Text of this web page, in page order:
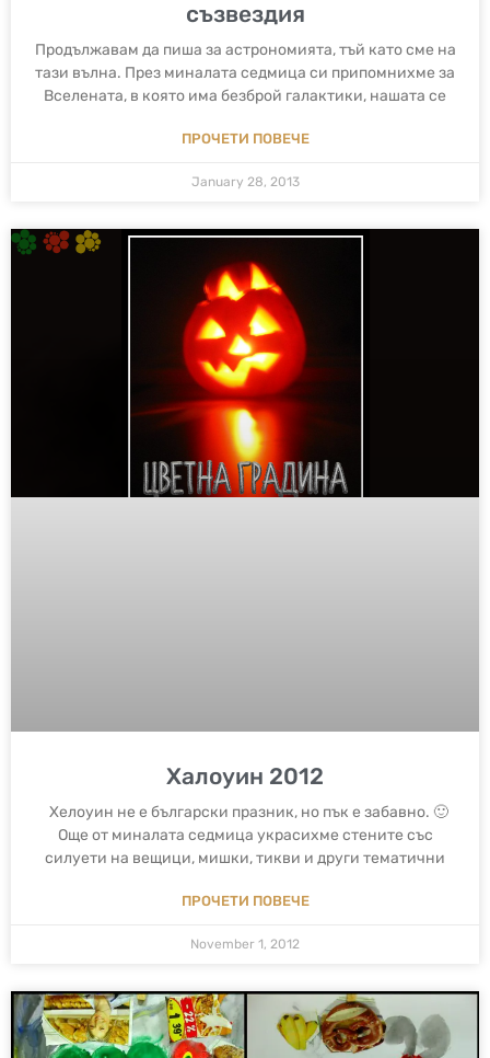
съзвездия
Продължавам да пиша за астрономията, тъй като сме на
тази вълна. През миналата седмица си припомнихме за
Вселената, в която има безброй галактики, нашата се
ПРОЧЕТИ ПОВЕЧЕ
January 28, 2013
Халоуин 2012
Хелоуин не е български празник, но пък е забавно. 🙂
Още от миналата седмица украсихме стените със
силуети на вещици, мишки, тикви и други тематични
ПРОЧЕТИ ПОВЕЧЕ
November 1, 2012